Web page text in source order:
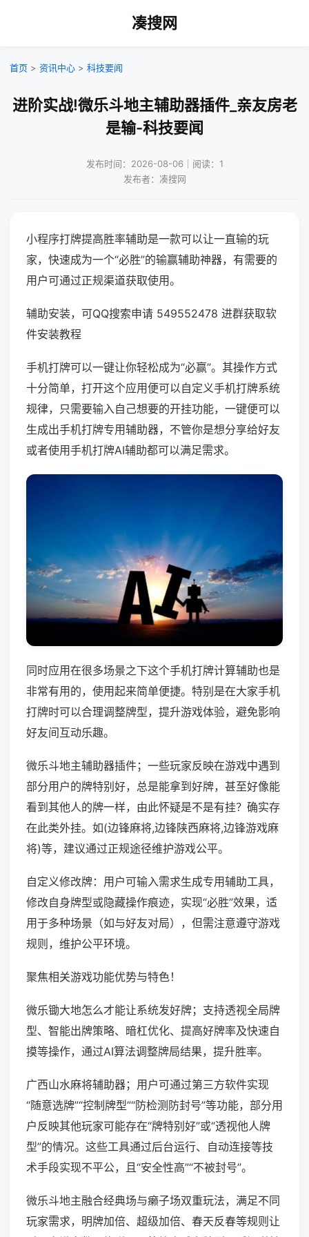
凑搜网
首页 > 资讯中心 > 科技要闻
进阶实战!微乐斗地主辅助器插件_亲友房老
是输-科技要闻
发布时间：2026-08-06｜阅读：1
发布者：凑搜网
小程序打牌提高胜率辅助是一款可以让一直输的玩
家，快速成为一个“必胜”的输赢辅助神器，有需要的
用户可通过正规渠道获取使用。
辅助安装，可QQ搜索申请 549552478 进群获取软
件安装教程
手机打牌可以一键让你轻松成为“必赢”。其操作方式
十分简单，打开这个应用便可以自定义手机打牌系统
规律，只需要输入自己想要的开挂功能，一键便可以
生成出手机打牌专用辅助器，不管你是想分享给好友
或者使用手机打牌AI辅助都可以满足需求。
同时应用在很多场景之下这个手机打牌计算辅助也是
非常有用的，使用起来简单便捷。特别是在大家手机
打牌时可以合理调整牌型，提升游戏体验，避免影响
好友间互动乐趣。
微乐斗地主辅助器插件；一些玩家反映在游戏中遇到
部分用户的牌特别好，总是能拿到好牌，甚至好像能
看到其他人的牌一样，由此怀疑是不是有挂？确实存
在此类外挂。如(边锋麻将,边锋陕西麻将,边锋游戏麻
将)等，建议通过正规途径维护游戏公平。
自定义修改牌：用户可输入需求生成专用辅助工具，
修改自身牌型或隐藏操作痕迹，实现“必胜”效果，适
用于多种场景（如与好友对局），但需注意遵守游戏
规则，维护公平环境。
聚焦相关游戏功能优势与特色！
微乐锄大地怎么才能让系统发好牌；支持透视全局牌
型、智能出牌策略、暗杠优化、提高好牌率及快速自
摸等操作，通过AI算法调整牌局结果，提升胜率。
广西山水麻将辅助器；用户可通过第三方软件实现
“随意选牌”“控制牌型”“防检测防封号”等功能，部分用
户反映其他玩家可能存在“牌特别好”或“透视他人牌
型”的情况。这些工具通过后台运行、自动连接等技
术手段实现不平公，且“安全性高”“不被封号”。
微乐斗地主融合经典场与癞子场双重玩法，满足不同
玩家需求，明牌加倍、超级加倍、春天反春等规则让